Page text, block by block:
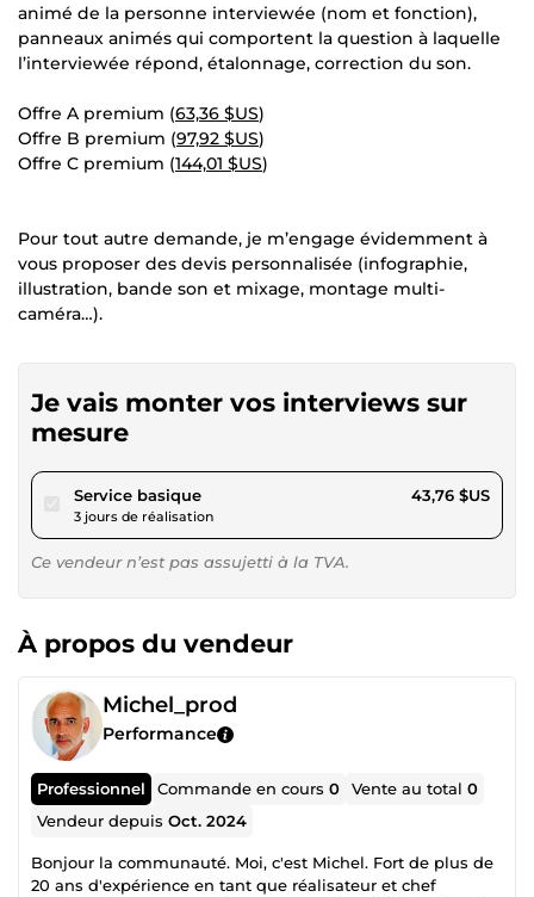
animé de la personne interviewée (nom et fonction),
panneaux animés qui comportent la question à laquelle
l’interviewée répond, étalonnage, correction du son.
Offre A premium (63,36 $US)
Offre B premium (97,92 $US)
Offre C premium (144,01 $US)
Pour tout autre demande, je m’engage évidemment à
vous proposer des devis personnalisée (infographie,
illustration, bande son et mixage, montage multi-
caméra…).
Je vais monter vos interviews sur
mesure
Service basiquepour 40,32 $US
3 jours de réalisation
43,76 $US
Ce vendeur n’est pas assujetti à la TVA.
À propos du vendeur
Michel_prod
Performance
Professionnel Commande en cours0 Vente au total0
Vendeur depuisOct. 2024
Bonjour la communauté. Moi, c'est Michel. Fort de plus de
20 ans d'expérience en tant que réalisateur et chef